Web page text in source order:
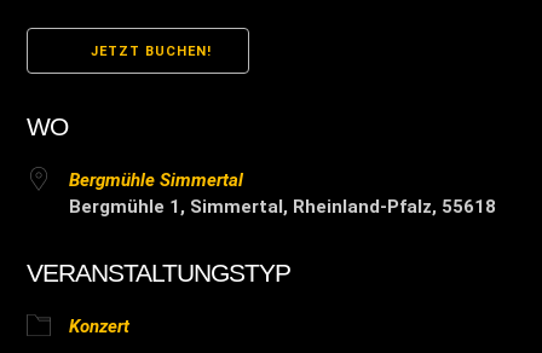
JETZT BUCHEN!
WO
Bergmühle Simmertal
Bergmühle 1, Simmertal, Rheinland-Pfalz, 55618
VERANSTALTUNGSTYP
Konzert